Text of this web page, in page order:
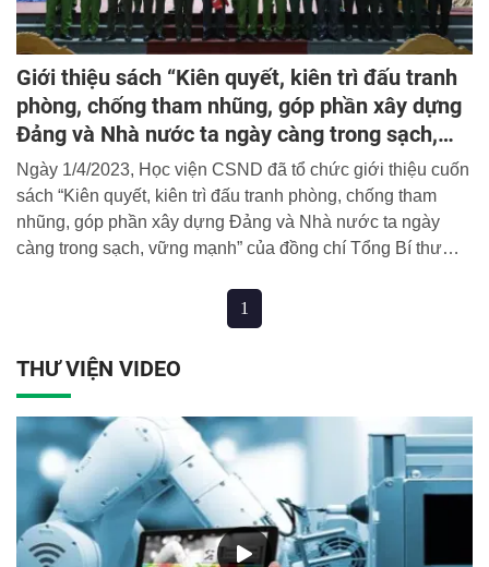
Giới thiệu sách “Kiên quyết, kiên trì đấu tranh
phòng, chống tham nhũng, góp phần xây dựng
Đảng và Nhà nước ta ngày càng trong sạch,
vững mạnh”
Ngày 1/4/2023, Học viện CSND đã tổ chức giới thiệu cuốn
sách “Kiên quyết, kiên trì đấu tranh phòng, chống tham
nhũng, góp phần xây dựng Đảng và Nhà nước ta ngày
càng trong sạch, vững mạnh” của đồng chí Tổng Bí thư
các hoạt động hưởng ứng Ngày sách và Văn hóa đọc Việt
Nam 21/4 tại Học viện CSND.
1
THƯ VIỆN VIDEO